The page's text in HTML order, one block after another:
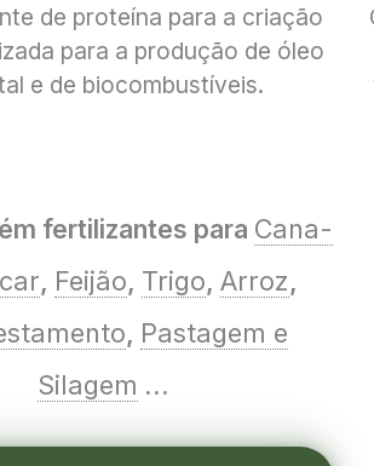
de proteína para a criação
para a produção de óleo
e de biocombustíveis.
fertilizantes para Cana-
, Feijão, Trigo, Arroz,
, Pastagem e
Silagem ...